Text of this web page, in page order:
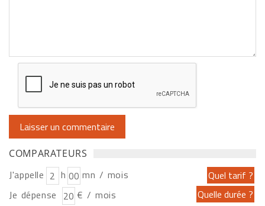
COMPARATEURS
J'appelle h
mn / mois
Je dépense
€ / mois